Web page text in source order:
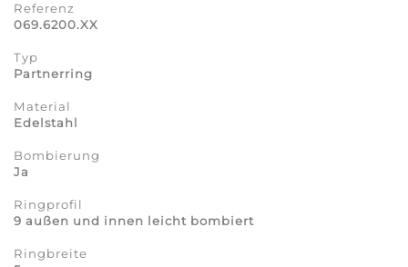
Referenz
069.6200.XX
Typ
Partnerring
Material
Edelstahl
Bombierung
Ja
Ringprofil
9 außen und innen leicht bombiert
Ringbreite